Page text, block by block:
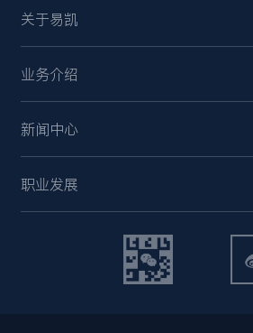
关于易凯
业务介绍
新闻中心
职业发展